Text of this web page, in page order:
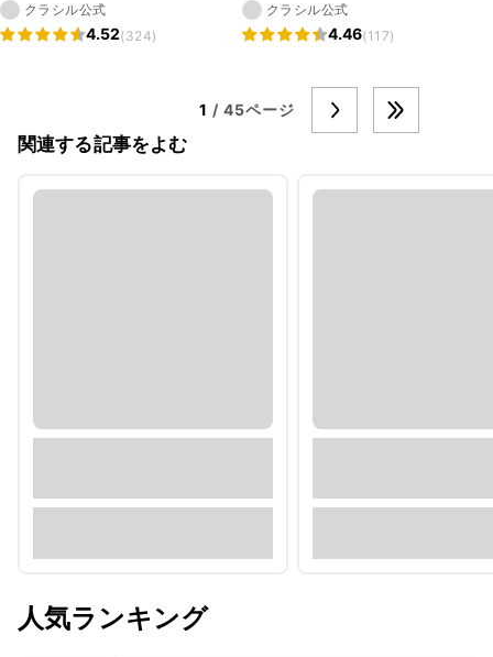
クラシル公式
4.52(324)
クラシル公式
4.46(117)
1 / 45ページ
関連する記事をよむ
人気ランキング